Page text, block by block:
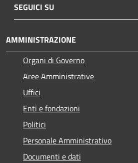
SEGUICI SU
AMMINISTRAZIONE
Organi di Governo
Aree Amministrative
Uffici
Enti e fondazioni
Politici
Personale Amministrativo
Documenti e dati